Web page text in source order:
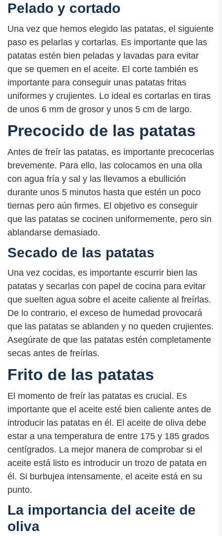
Pelado y cortado
Una vez que hemos elegido las patatas, el siguiente
paso es pelarlas y cortarlas. Es importante que las
patatas estén bien peladas y lavadas para evitar
que se quemen en el aceite. El corte también es
importante para conseguir unas patatas fritas
uniformes y crujientes. Lo ideal es cortarlas en tiras
de unos 6 mm de grosor y unos 5 cm de largo.
Precocido de las patatas
Antes de freír las patatas, es importante precocerlas
brevemente. Para ello, las colocamos en una olla
con agua fría y sal y las llevamos a ebullición
durante unos 5 minutos hasta que estén un poco
tiernas pero aún firmes. El objetivo es conseguir
que las patatas se cocinen uniformemente, pero sin
ablandarse demasiado.
Secado de las patatas
Una vez cocidas, es importante escurrir bien las
patatas y secarlas con papel de cocina para evitar
que suelten agua sobre el aceite caliente al freírlas.
De lo contrario, el exceso de humedad provocará
que las patatas se ablanden y no queden crujientes.
Asegúrate de que las patatas estén completamente
secas antes de freírlas.
Frito de las patatas
El momento de freír las patatas es crucial. Es
importante que el aceite esté bien caliente antes de
introducir las patatas en él. El aceite de oliva debe
estar a una temperatura de entre 175 y 185 grados
centígrados. La mejor manera de comprobar si el
aceite está listo es introducir un trozo de patata en
él. Si burbujea intensamente, el aceite está en su
punto.
La importancia del aceite de
oliva